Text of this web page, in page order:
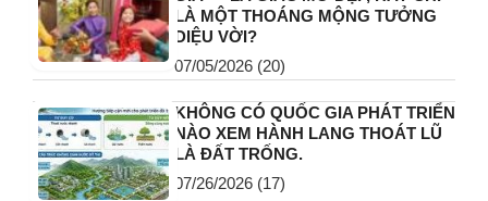
CUỘC ĐỜI VÀ CÁI CHẾT CỦA CHA
TRƯƠNG BỬU DIỆP.
06/30/2026 (22)
TUỔI GIÀ LÀ MỘT ƠN GỌI, KHÔNG
PHẢI LÀ GÁNH NẶNG
07/27/2026 (20)